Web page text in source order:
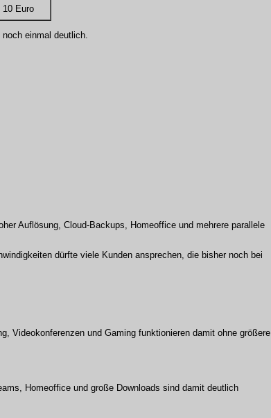
10 Euro
einmal deutlich.
Auflösung, Cloud-Backups, Homeoffice und mehrere parallele
dürfte viele Kunden ansprechen, die bisher noch bei
Videokonferenzen und Gaming funktionieren damit ohne größere
Homeoffice und große Downloads sind damit deutlich